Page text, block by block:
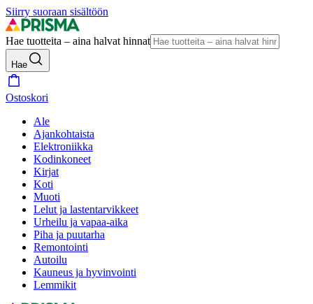
Siirry suoraan sisältöön
Hae tuotteita – aina halvat hinnat
Hae
Ostoskori
Ale
Ajankohtaista
Elektroniikka
Kodinkoneet
Kirjat
Koti
Muoti
Lelut ja lastentarvikkeet
Urheilu ja vapaa-aika
Piha ja puutarha
Remontointi
Autoilu
Kauneus ja hyvinvointi
Lemmikit